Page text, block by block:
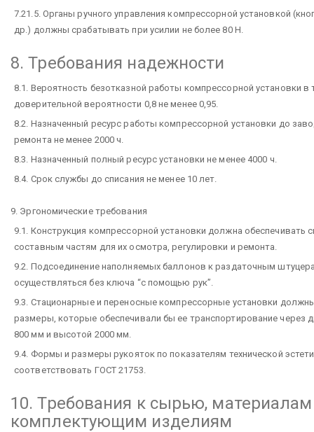
7.21.5. Органы ручного управления компрессорной установкой
др.) должны срабатывать при усилии не более 80 Н.
8. Требования надежности
8.1. Вероятность безотказной работы компрессорной установки в
доверительной вероятности 0,8 не менее 0,95.
8.2. Назначенный ресурс работы компрессорной установки до
ремонта не менее 2000 ч.
8.3. Назначенный полный ресурс установки не менее 4000 ч.
8.4. Срок службы до списания не менее 10 лет.
9. Эргономические требования
9.1. Конструкция компрессорной установки должна обеспечивать
составным частям для их осмотра, регулировки и ремонта.
9.2. Подсоединение наполняемых баллонов к раздаточным
осуществляться без ключа “с помощью рук”.
9.3. Стационарные и переносные компрессорные установки
размеры, которые обеспечивали бы ее транспортирование через
800 мм и высотой 2000 мм.
9.4. Формы и размеры рукояток по показателям технической
соответствовать ГОСТ 21753.
10. Требования к сырью,
комплектующим изделиям